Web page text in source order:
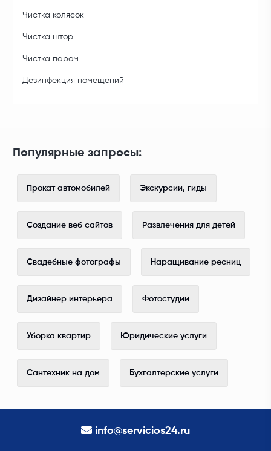
Чистка колясок
Чистка штор
Чистка паром
Дезинфекция помещений
Популярные запросы:
Прокат автомобилей Экскурсии, гиды
Создание веб сайтов Развлечения для детей
Свадебные фотографы Наращивание ресниц
Дизайнер интерьера Фотостудии
Уборка квартир Юридические услуги
Сантехник на дом Бухгалтерские услуги
info@servicios24.ru